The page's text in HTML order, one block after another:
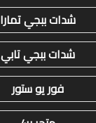
شدات ببجي تمارا
شدات ببجي تابي
فور يو ستور